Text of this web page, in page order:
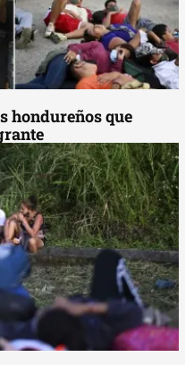
hondureños que